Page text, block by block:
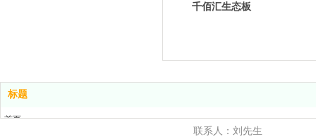
千佰汇生态板
标题
首页
联系人：刘先生